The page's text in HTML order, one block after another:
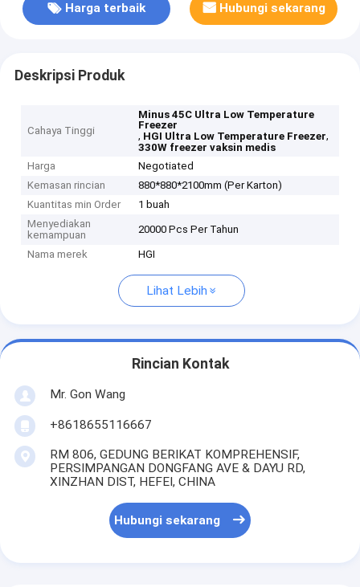
Harga terbaik Hubungi sekarang
Deskripsi Produk
Cahaya Tinggi
Minus 45C Ultra Low Temperature
Freezer
, HGI Ultra Low Temperature Freezer,
330W freezer vaksin medis
Harga
Negotiated
Kemasan rincian
880*880*2100mm (Per Karton)
Kuantitas min Order
1 buah
Menyediakan
kemampuan
20000 Pcs Per Tahun
Nama merek HGI
Lihat Lebih
Rincian Kontak
Mr. Gon Wang
+8618655116667
RM 806, GEDUNG BERIKAT KOMPREHENSIF,
PERSIMPANGAN DONGFANG AVE & DAYU RD,
XINZHAN DIST, HEFEI, CHINA
Hubungi sekarang